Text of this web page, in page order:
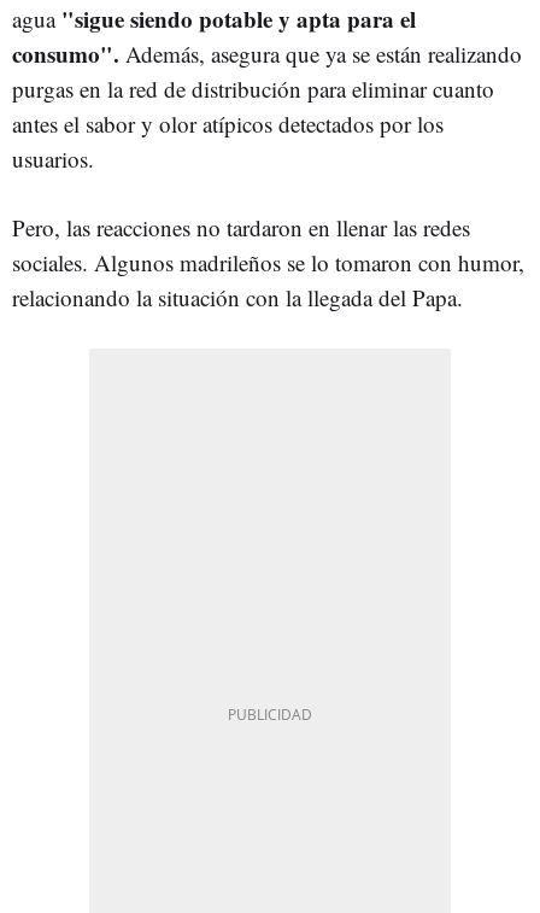
agua"sigue siendo potable y apta para el
consumo". Además, asegura que ya se están realizando
purgas en la red de distribución para eliminar cuanto
antes el sabor y olor atípicos detectados por los
usuarios.
Pero, las reacciones no tardaron en llenar las redes
sociales. Algunos madrileños se lo tomaron con humor,
relacionando la situación con la llegada del Papa.